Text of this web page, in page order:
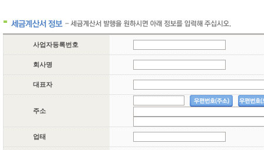
사업자등록번호
회사명
대표자
주소
업태